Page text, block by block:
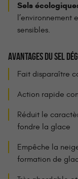
Sels
l’environnement
sensibles.
AVANTAGES DU SEL
Fait disparaître
Action rapide
Réduit le
fondre la glace
Empêche la
formation de